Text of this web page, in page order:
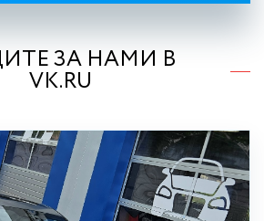
ЗА НАМИ В
VK.RU